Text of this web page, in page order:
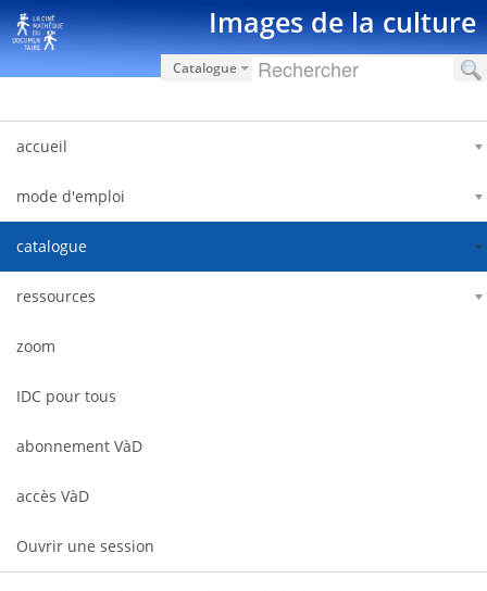
Saut au contenu Images de la culture
Catalogue
accueil
mode d'emploi
catalogue
ressources
zoom
IDC pour tous
abonnement VàD
accès VàD
Ouvrir une session